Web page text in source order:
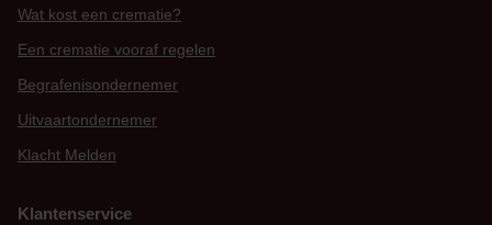
Wat kost een crematie?
Een crematie vooraf regelen
Begrafenisondernemer
Uitvaartondernemer
Klacht Melden
Klantenservice